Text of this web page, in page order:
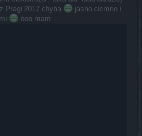
Pragi 2017 chyba
jasno ciemno i
ooo mam